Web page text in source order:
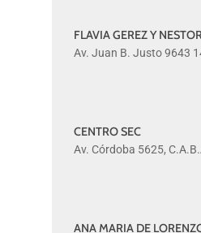
FLAVIA
GEREZ
FLAVIA GEREZ Y
Av. Juan B. Justo 9643
CENTRO
SEC
CENTRO SEC
Av. Córdoba 5625,
ANA MARIA DE